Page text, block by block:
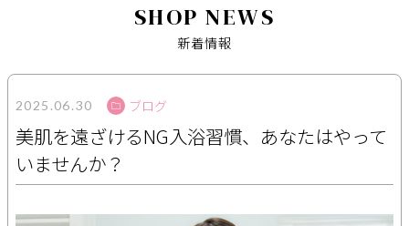
掲載店様
掲載のご案内
掲載店様ログイン
SHOP NEWS
新着情報
2025.06.30 ブログ
美肌を遠ざけるNG入浴習慣、あなたはやって
いませんか？